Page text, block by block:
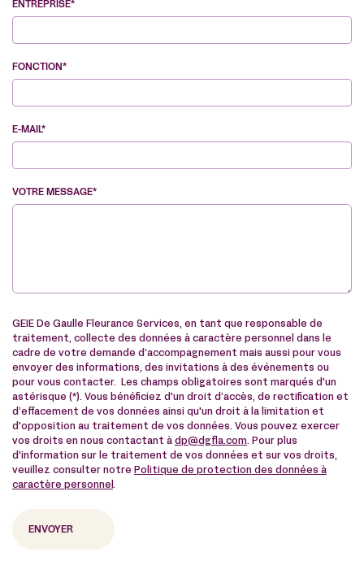
ENTREPRISE*
FONCTION*
E-MAIL*
VOTRE MESSAGE*
GEIE De Gaulle Fleurance Services, en tant que responsable de
traitement, collecte des données à caractère personnel dans le
cadre de votre demande d’accompagnement mais aussi pour vous
envoyer des informations, des invitations à des événements ou
pour vous contacter. Les champs obligatoires sont marqués d'un
astérisque (*). Vous bénéficiez d'un droit d’accès, de rectification et
d’effacement de vos données ainsi qu'un droit à la limitation et
d'opposition au traitement de vos données. Vous pouvez exercer
vos droits en nous contactant à dp@dgfla.com. Pour plus
d'information sur le traitement de vos données et sur vos droits,
veuillez consulter notre Politique de protection des données à
caractère personnel .